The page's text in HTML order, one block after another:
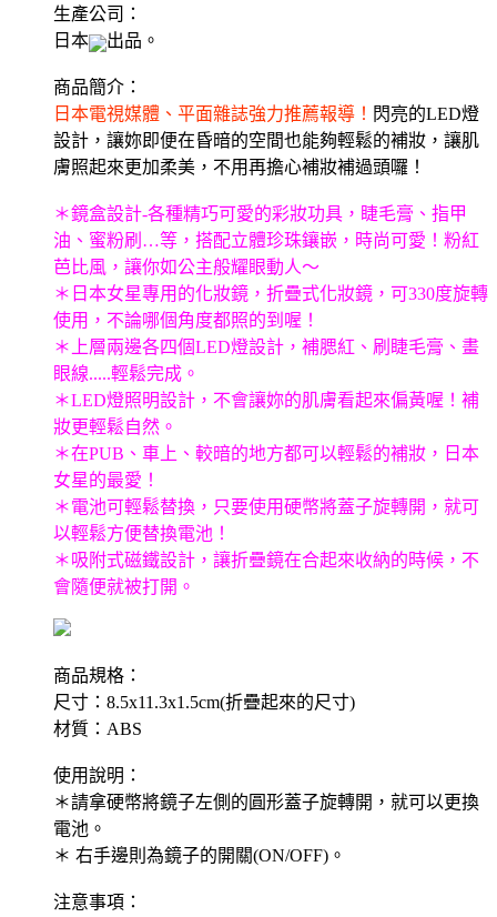
生產公司：
日本
出品。
商品簡介：
日本電視媒體、平面雜誌強力推薦報導！ 閃亮的LED燈
設計，讓妳即便在昏暗的空間也能夠輕鬆的補妝，讓肌
膚照起來更加柔美，不用再擔心補妝補過頭囉！
＊鏡盒設計-各種精巧可愛的彩妝功具，睫毛膏、指甲
油、蜜粉刷…等，搭配立體珍珠鑲嵌，時尚可愛！粉紅
芭比風，讓你如公主般耀眼動人～
＊日本女星專用的化妝鏡，折疊式化妝鏡，可330度旋轉
使用，不論哪個角度都照的到喔！
＊上層兩邊各四個LED燈設計，補腮紅、刷睫毛膏、畫
眼線.....輕鬆完成。
＊LED燈照明設計，不會讓妳的肌膚看起來偏黃喔！補
妝更輕鬆自然。
＊在PUB、車上、較暗的地方都可以輕鬆的補妝，日本
女星的最愛！
＊電池可輕鬆替換，只要使用硬幣將蓋子旋轉開，就可
以輕鬆方便替換電池！
＊吸附式磁鐵設計，讓折疊鏡在合起來收納的時候，不
會隨便就被打開。
商品規格：
尺寸：8.5x11.3x1.5cm(折疊起來的尺寸)
材質：ABS
使用說明：
＊請拿硬幣將鏡子左側的圓形蓋子旋轉開，就可以更換
電池。
＊ 右手邊則為鏡子的開關(ON/OFF)。
注意事項：